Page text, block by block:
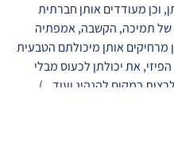
וכן מעודדים אותן חברתית
של תמיכה, הקשבה, אמפתיה
מרחיקים אותן מיכולתם הטבעית
את יכולתן לכעוס מבלי
במקום להנהיג ועוד...)